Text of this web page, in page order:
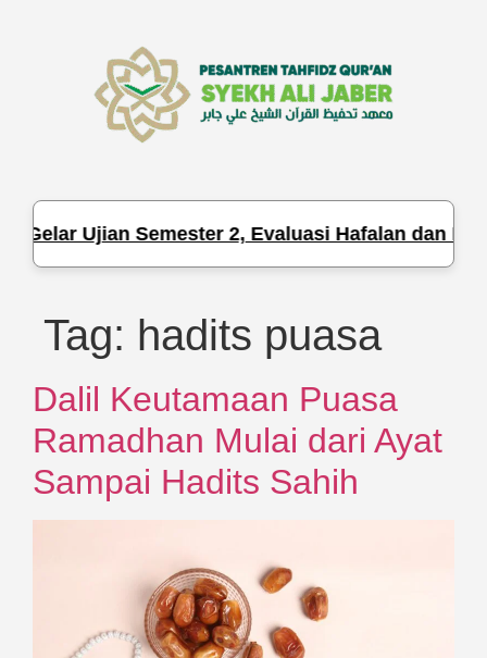
Gelar Ujian Semester 2, Evaluasi Hafalan dan
Tag: hadits puasa
Dalil Keutamaan Puasa
Ramadhan Mulai dari Ayat
Sampai Hadits Sahih